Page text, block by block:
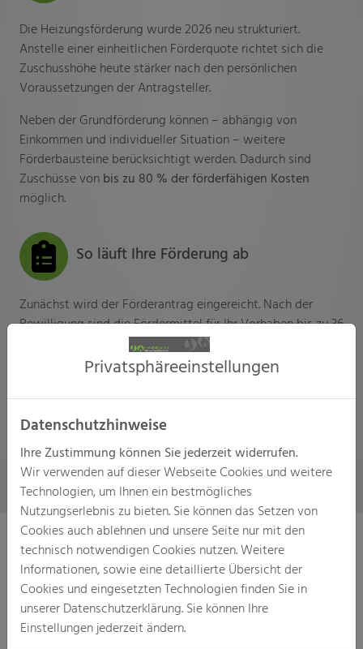
Die Heizungsförderung wurde 2026 neu strukturiert.
Anstelle einer einheitlichen Förderquote richtet sich die
Zuschusshöhe heute stärker nach den persönlichen
Voraussetzungen der Antragsteller.
Neben der Grundförderung können – abhängig von
Einkommen und individueller Situation – weitere
Förderbausteine berücksichtigt werden. Dadurch sind
Zuschüsse von bis zu 80 % der förderfähigen Kosten
möglich.
So läuft Ihre Förderung ab
Zunächst wird der Förderantrag eingereicht. Nach der
Bewilligung sind die Fördermittel für Ihr Vorhaben bis zu 36
Anschließend kann die Heizungsmodernisierung
durchgeführt werden. Nach Abschluss der Arbeiten und
Auszahlung der Fördermittel.
Ihre mögliche Förderhöhe
30 % Grundförderung
Privatsphäre­einstellungen
Datenschutzhinweise
Ihre Zustimmung können Sie jederzeit widerrufen.
Wir verwenden auf dieser Webseite Cookies und weitere
Technologien, um Ihnen ein bestmögliches
Nutzungserlebnis zu bieten. Sie können das Setzen von
Cookies auch ablehnen und unsere Seite nur mit den
technisch notwendigen Cookies nutzen. Weitere
Informationen, sowie eine detaillierte Übersicht der
Cookies und eingesetzten Technologien finden Sie in
unserer Datenschutzerklärung. Sie können Ihre
Einstellungen jederzeit ändern.